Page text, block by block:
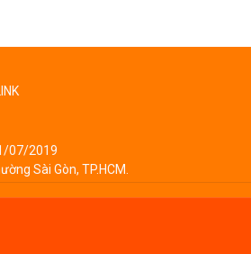
07/2019
Sài Gòn, TP.HCM.